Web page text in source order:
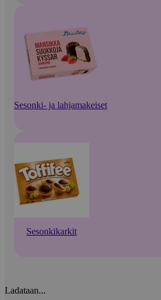
Sesonki- ja lahjamakeiset
Sesonkikarkit
Ladataan...